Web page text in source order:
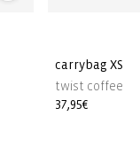
carrybag XS
twist coffee
Precio
37,95€